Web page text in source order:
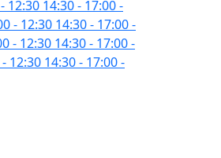
12:30 14:30 - 17:00-
- 12:30 14:30 - 17:00-
- 12:30 14:30 - 17:00-
12:30 14:30 - 17:00-